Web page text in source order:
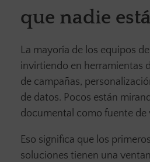
que nadie
La mayoría de los equipos
invirtiendo en herramientas
de campañas,
de datos. Pocos están
documental como fuente
Eso significa que los
soluciones tienen una